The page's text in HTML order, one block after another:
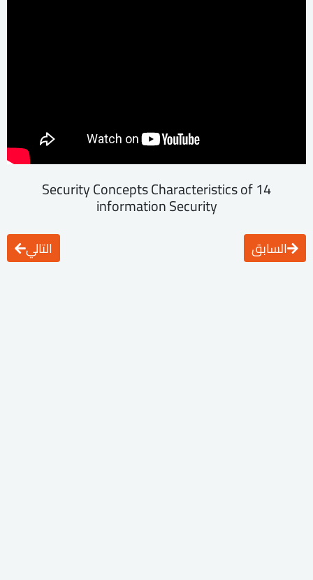
14 Security Concepts Characteristics of
information Security
السابق التالي